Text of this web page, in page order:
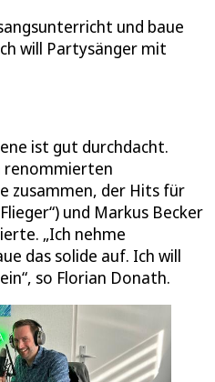
und baue
will Partysänger mit
ist gut durchdacht.
zusammen, der Hits für
und Markus Becker
„Ich nehme
das solide auf. Ich will
so Florian Donath.